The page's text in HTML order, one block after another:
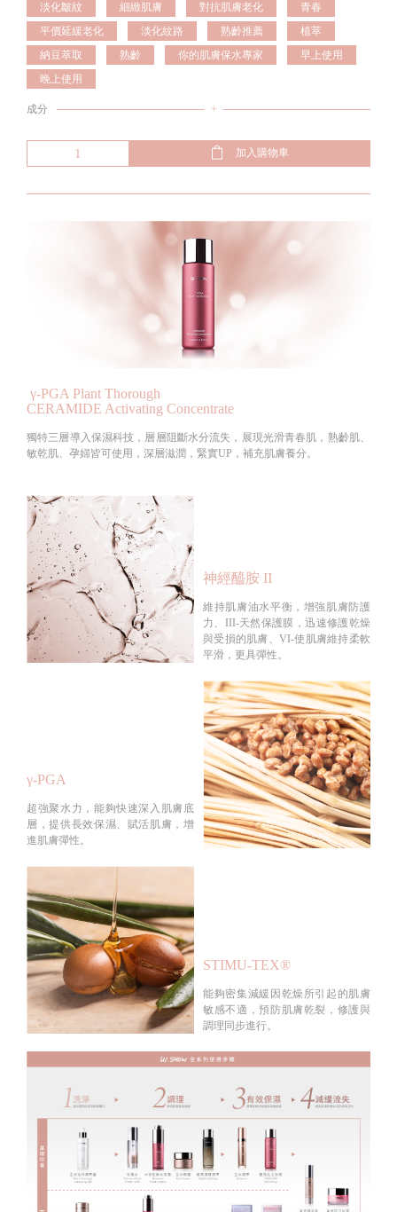
淡化皺紋
細緻肌膚 對抗肌膚老化
青春
平價延緩老化
淡化紋路 熟齡推薦
植萃
納豆萃取
熟齡 你的肌膚保水專家
早上使用
晚上使用
成分 +
加入購物車
γ-PGA Plant Thorough
CERAMIDE Activating Concentrate
獨特三層導入保濕科技，層層阻斷水分流失，展現光滑青春肌，熟齡肌、
敏乾肌、孕婦皆可使用，深層滋潤，緊實UP，補充肌膚養分。
神經醯胺 II
維持肌膚油水平衡，增強肌膚防護
力、III-天然保護膜，迅速修護乾燥
與受損的肌膚、VI-使肌膚維持柔軟
平滑，更具彈性。
γ-PGA
超強聚水力，能夠快速深入肌膚底
層，提供長效保濕、賦活肌膚，增
進肌膚彈性。
STIMU-TEX®
能夠密集減緩因乾燥所引起的肌膚
敏感不適，預防肌膚乾裂，修護與
調理同步進行。